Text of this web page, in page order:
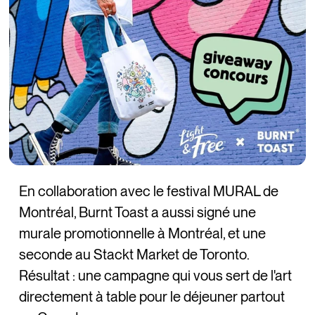
En collaboration avec le festival MURAL de
Montréal, Burnt Toast a aussi signé une
murale promotionnelle à Montréal, et une
seconde au Stackt Market de Toronto.
Résultat : une campagne qui vous sert de l'art
directement à table pour le déjeuner partout